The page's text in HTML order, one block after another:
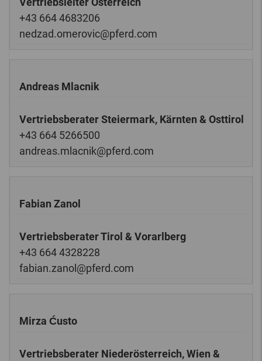
+43 664 4683206
nedzad.omerovic@pferd.com
Andreas Mlacnik
Vertriebsberater Steiermark, Kärnten & Osttirol
+43 664 5266500
andreas.mlacnik@pferd.com
Fabian Zanol
Vertriebsberater Tirol & Vorarlberg
+43 664 4328228
fabian.zanol@pferd.com
Mirza Ćusto
Vertriebsberater Niederösterreich, Wien &